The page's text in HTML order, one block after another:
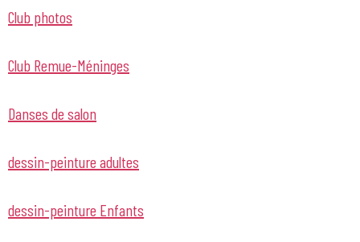
Club photos
Club Remue-Méninges
Danses de salon
dessin-peinture adultes
dessin-peinture Enfants